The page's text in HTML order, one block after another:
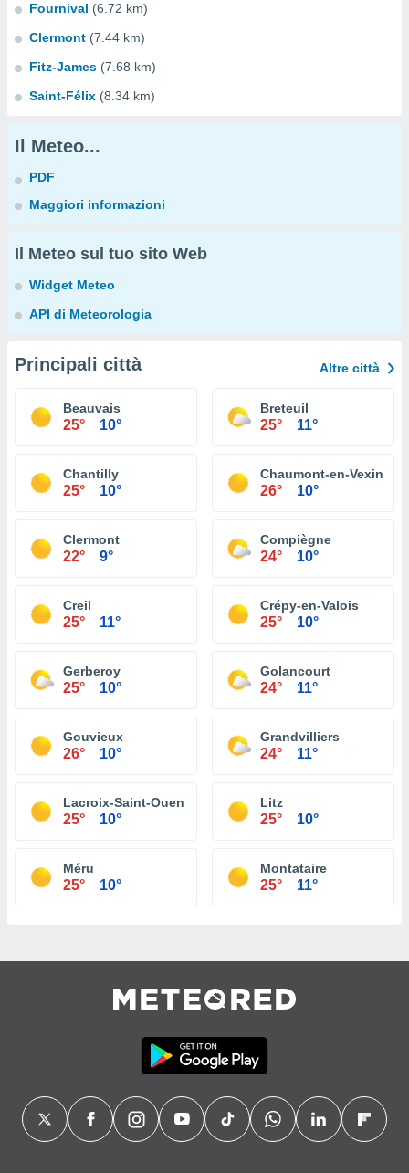
Fournival (6.72 km)
Clermont (7.44 km)
Fitz-James (7.68 km)
Saint-Félix (8.34 km)
Il Meteo...
PDF
Maggiori informazioni
Il Meteo sul tuo sito Web
Widget Meteo
API di Meteorologia
Principali città Altre città
Beauvais
25° 10°
Breteuil
25° 11°
Chantilly
25° 10°
Chaumont-en-Vexin
26° 10°
Clermont
22° 9°
Compiègne
24° 10°
Creil
25° 11°
Crépy-en-Valois
25° 10°
Gerberoy
25° 10°
Golancourt
24° 11°
Gouvieux
26° 10°
Grandvilliers
24° 11°
Lacroix-Saint-Ouen
25° 10°
Litz
25° 10°
Méru
25° 10°
Montataire
25° 11°